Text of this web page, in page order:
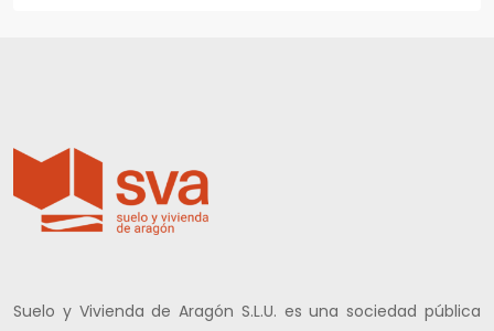
Suelo y Vivienda de Aragón S.L.U. es una sociedad pública